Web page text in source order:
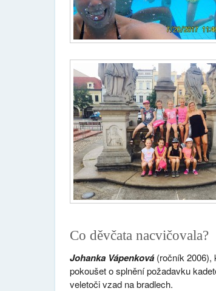
Co děvčata nacvičovala?
Johanka Vápenková(ročník 2006),
pokoušet o splnění požadavku
veletoči vzad na bradlech.